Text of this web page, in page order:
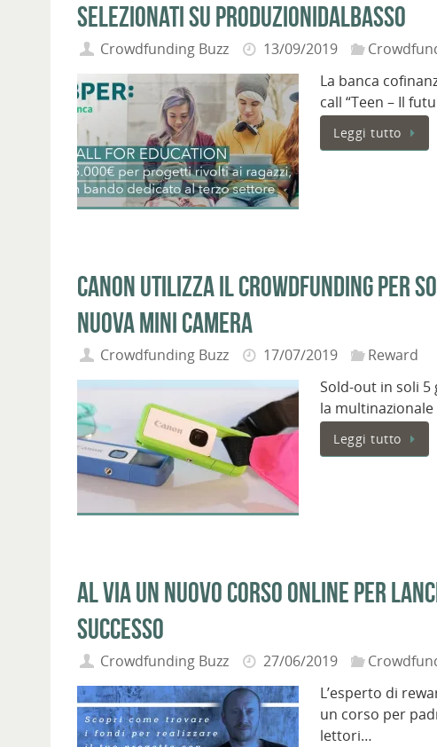
selezionati su ProduzionidalBasso
Crowdfunding Buzz 13/09/2019
La banca
call “Teen – Il
Leggi tutto
Canon utilizza il crowdfunding per
nuova mini camera
Crowdfunding Buzz 17/07/2019
Reward
Sold-out in soli
la
Leggi tutto
Al via un nuovo corso online per
successo
Crowdfunding Buzz 27/06/2019
L’esperto di
un corso per
lettori…